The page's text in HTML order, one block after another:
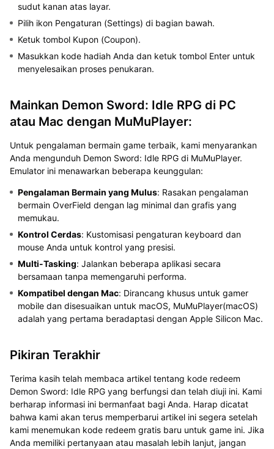
sudut kanan atas layar.
Pilih ikon Pengaturan (Settings) di bagian bawah.
Ketuk tombol Kupon (Coupon).
Masukkan kode hadiah Anda dan ketuk tombol Enter untuk
menyelesaikan proses penukaran.
Mainkan Demon Sword: Idle RPG di PC
atau Mac dengan MuMuPlayer:
Untuk pengalaman bermain game terbaik, kami menyarankan
Anda mengunduh Demon Sword: Idle RPG di MuMuPlayer.
Emulator ini menawarkan beberapa keunggulan:
Pengalaman Bermain yang Mulus: Rasakan pengalaman
bermain OverField dengan lag minimal dan grafis yang
memukau.
Kontrol Cerdas: Kustomisasi pengaturan keyboard dan
mouse Anda untuk kontrol yang presisi.
Multi-Tasking: Jalankan beberapa aplikasi secara
bersamaan tanpa memengaruhi performa.
Kompatibel dengan Mac: Dirancang khusus untuk gamer
mobile dan disesuaikan untuk macOS, MuMuPlayer(macOS)
adalah yang pertama beradaptasi dengan Apple Silicon Mac.
Pikiran Terakhir
Terima kasih telah membaca artikel tentang kode redeem
Demon Sword: Idle RPG yang berfungsi dan telah diuji ini. Kami
berharap informasi ini bermanfaat bagi Anda. Harap dicatat
bahwa kami akan terus memperbarui artikel ini segera setelah
kami menemukan kode redeem gratis baru untuk game ini. Jika
Anda memiliki pertanyaan atau masalah lebih lanjut, jangan